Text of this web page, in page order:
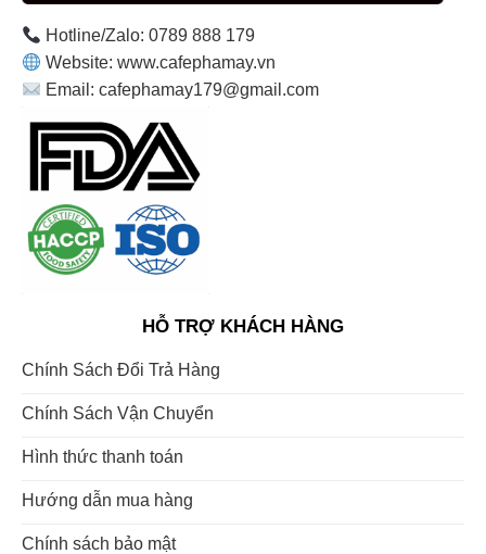
Hotline/Zalo: 0789 888 179
Website: www.cafephamay.vn
Email: cafephamay179@gmail.com
HỖ TRỢ KHÁCH HÀNG
Chính Sách Đổi Trả Hàng
Chính Sách Vận Chuyển
Hình thức thanh toán
Hướng dẫn mua hàng
Chính sách bảo mật